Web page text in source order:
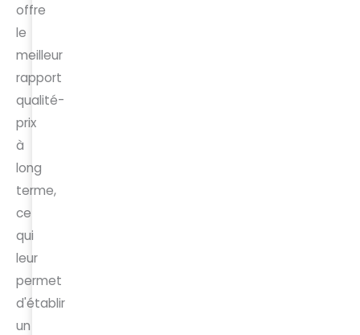
offre
le
meilleur
rapport
qualité-
prix
à
long
terme,
ce
qui
leur
permet
d'établir
un